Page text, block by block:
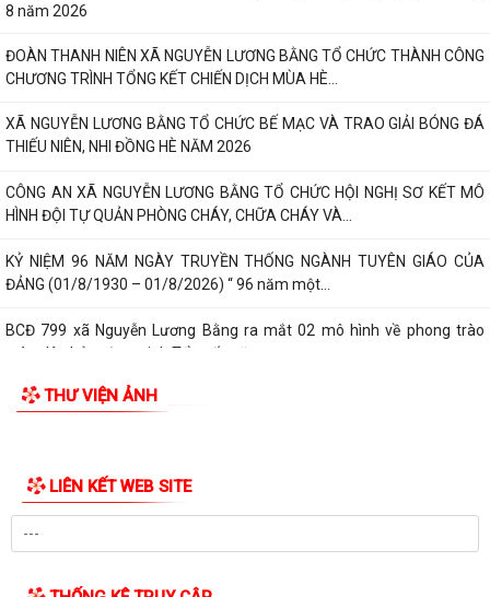
8 năm 2026
ĐOÀN THANH NIÊN XÃ NGUYỄN LƯƠNG BẰNG TỔ CHỨC THÀNH CÔNG
CHƯƠNG TRÌNH TỔNG KẾT CHIẾN DỊCH MÙA HÈ...
XÃ NGUYỄN LƯƠNG BẰNG TỔ CHỨC BẾ MẠC VÀ TRAO GIẢI BÓNG ĐÁ
THIẾU NIÊN, NHI ĐỒNG HÈ NĂM 2026
CÔNG AN XÃ NGUYỄN LƯƠNG BẰNG TỔ CHỨC HỘI NGHỊ SƠ KẾT MÔ
HÌNH ĐỘI TỰ QUẢN PHÒNG CHÁY, CHỮA CHÁY VÀ...
KỶ NIỆM 96 NĂM NGÀY TRUYỀN THỐNG NGÀNH TUYÊN GIÁO CỦA
ĐẢNG (01/8/1930 – 01/8/2026) “ 96 năm một...
BCĐ 799 xã Nguyễn Lương Bằng ra mắt 02 mô hình về phong trào
toàn dân bảo vệ an ninh Tổ quốc năm...
Xã Nguyễn Lương Bằng bế mạc lớp bồi dưỡng kiến thức quốc phòng và
TẾ – CHUNG TAY CHĂM SÓC SỨC KHỎE CỘNG ĐỒNG
XÃ NGUYỄN LƯƠNG BẰNG THAM GIA HỘI NGHỊ TRỰC TUYẾN TẬP
HUẤN TRIỂN KHAI THỦ TỤC HÀNH CHÍNH CỦA ĐẢNG...
THƯ VIỆN ẢNH